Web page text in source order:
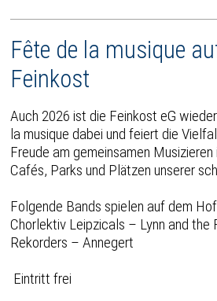
Fête de la musique
Feinkost
Auch 2026 ist die Feinkost eG
la musique dabei und feiert die
Freude am gemeinsamen Musizieren
Cafés, Parks und Plätzen unserer
Folgende Bands spielen auf dem
Chorlektiv Leipzicals – Lynn and the
Rekorders – Annegert
Eintritt frei